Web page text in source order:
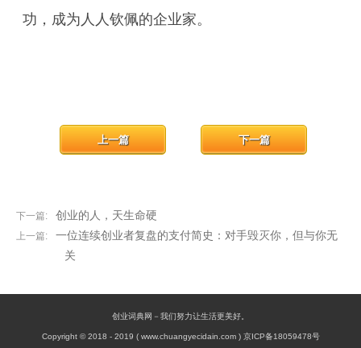
功，成为人人钦佩的企业家。
下一篇: 创业的人，天生命硬
下一篇
上一篇:
一位连续创业者复盘的支付简史：对手毁灭你，但与你无
关
上一篇
创业词典网－我们努力让生活更美好。
Copyright © 2018 - 2019 ( www.chuangyecidain.com ) 京ICP备18059478号